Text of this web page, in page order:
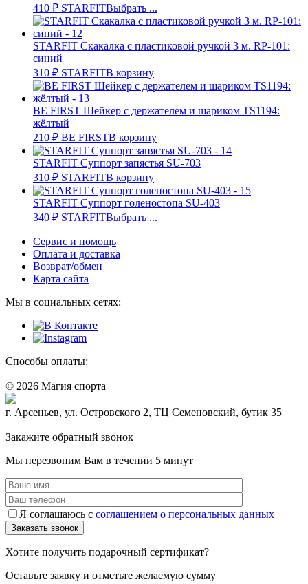
410 ₽ STARFITВыбрать ...
STARFIT Скакалка с пластиковой ручкой 3 м. RP-101:
синий
310 ₽ STARFITВ корзину
BE FIRST Шейкер с держателем и шариком TS1194:
жёлтый
210 ₽ BE FIRSTВ корзину
STARFIT Суппорт запястья SU-703
310 ₽ STARFITВ корзину
STARFIT Суппорт голеностопа SU-403
340 ₽ STARFITВыбрать ...
Сервис и помощь
Оплата и доставка
Возврат/обмен
Карта сайта
Мы в социальных сетях:
Способы оплаты:
© 2026 Магия спорта
г. Арсеньев, ул. Островского 2, ТЦ Семеновский, бутик 35
Закажите обратный звонок
Мы перезвоним Вам в течении 5 минут
Я соглашаюсь с соглашением о персональных данных
Хотите получить подарочный сертификат?
Оставьте заявку и отметьте желаемую сумму